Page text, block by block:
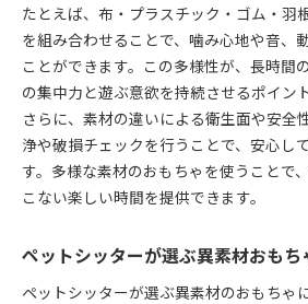
飽きにくい遊びを実現する選
異素材を組み合わせたおもち
ペットの集中力を維持する組
素材違いおもちゃのローテー
飽きにくい環境を作るおもちゃ選
飽きにくさを重視したおもち
ペットシッターと相談したい
長時間飽きさせないおもちゃ
ペットのストレス軽減につな
たとえば、布・プラスチック・ゴム・羽
を組み合わせることで、噛み心地や音、
ことができます。この多様性が、長時間
の集中力と遊ぶ意欲を持続させるポイント
さらに、素材の違いによる衛生面や安全
浄や破損チェックを行うことで、安心し
す。多様な素材のおもちゃを使うことで
こない楽しい時間を提供できます。
ペットシッターが選ぶ異素材おもち
ペットシッターが選ぶ異素材のおもちゃ